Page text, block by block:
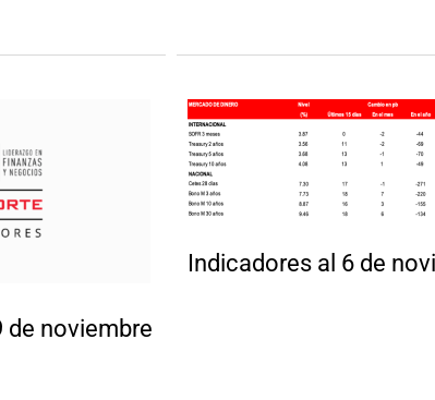
de noviembre
Indicadores al 6 de